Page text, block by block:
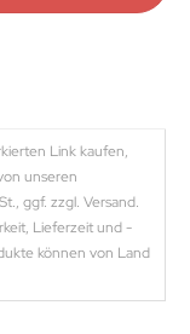
Link kaufen,
unseren
ggf. zzgl. Versand.
Lieferzeit und -
können von Land